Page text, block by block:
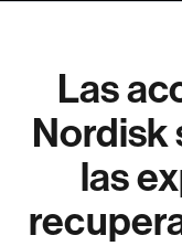
Las
Nordisk
las